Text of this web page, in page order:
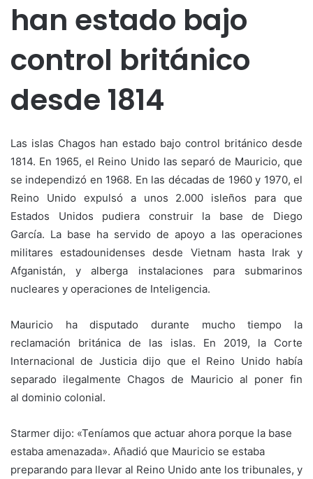
han estado bajo
control británico
desde 1814
Las islas Chagos han estado bajo control británico desde
1814. En 1965, el Reino Unido las separó de Mauricio, que
se independizó en 1968. En las décadas de 1960 y 1970, el
Reino Unido expulsó a unos 2.000 isleños para que
Estados Unidos pudiera construir la base de Diego
García. La base ha servido de apoyo a las operaciones
militares estadounidenses desde Vietnam hasta Irak y
Afganistán, y alberga instalaciones para submarinos
nucleares y operaciones de Inteligencia.
Mauricio ha disputado durante mucho tiempo la
reclamación británica de las islas. En 2019, la Corte
Internacional de Justicia dijo que el Reino Unido había
separado ilegalmente Chagos de Mauricio al poner fin
al dominio colonial.
Starmer dijo: «Teníamos que actuar ahora porque la base
estaba amenazada». Añadió que Mauricio se estaba
preparando para llevar al Reino Unido ante los tribunales, y